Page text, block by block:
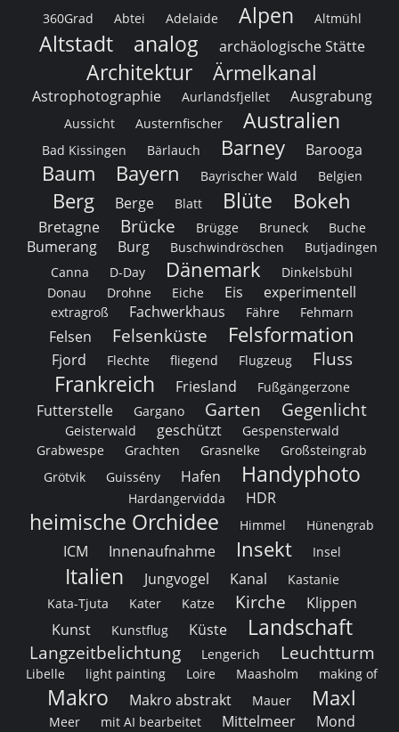
360Grad Abtei Adelaide Alpen Altmühl
Altstadt analog archäologische Stätte
Architektur Ärmelkanal
Astrophotographie Aurlandsfjellet Ausgrabung
Aussicht Austernfischer Australien
Bad Kissingen Bärlauch Barney Barooga
Baum Bayern Bayrischer Wald Belgien
Berg Berge Blatt Blüte Bokeh
Bretagne Brücke Brügge Bruneck Buche
Bumerang Burg Buschwindröschen
Butjadingen
Canna
D-Day Dänemark
Dinkelsbühl
Donau
Drohne Eiche Eis experimentell
extragroß Fachwerkhaus Fähre Fehmarn
Felsen Felsenküste Felsformation
Fjord Flechte fliegend Flugzeug Fluss
Frankreich Friesland Fußgängerzone
Futterstelle Gargano Garten Gegenlicht
Geisterwald geschützt
Gespensterwald
Grabwespe
Grachten Grasnelke
Großsteingrab
Grötvik
Guissény Hafen Handyphoto
Hardangervidda HDR
heimische Orchidee Himmel Hünengrab
ICM Innenaufnahme Insekt Insel
Italien Jungvogel Kanal
Kastanie
Kata-Tjuta
Kater Katze Kirche
Klippen
Kunst
Kunstflug Küste Landschaft
Langzeitbelichtung Lengerich Leuchtturm
Libelle light painting Loire Maasholm making of
Makro Makro abstrakt Mauer Maxl
Meer mit AI bearbeitet Mittelmeer Mond